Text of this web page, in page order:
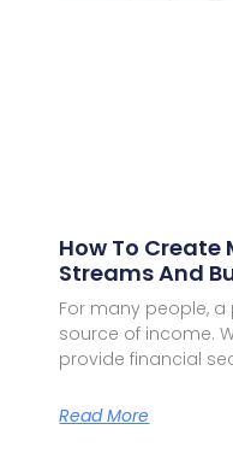
How To
Streams And
For many people,
source of income.
provide financial
Read More